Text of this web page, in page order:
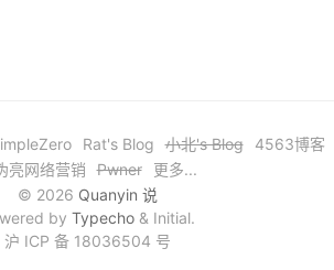
Rat's Blog 小北's Blog
4563博客
亮网络营销
Pwner
更多...
© 2026 Quanyin 说
by Typecho& Initial.
沪 ICP 备 18036504 号